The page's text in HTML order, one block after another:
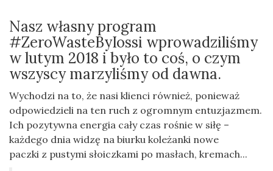
Nasz własny program
#ZeroWasteByIossi wprowadziliśmy
w lutym 2018 i było to coś, o czym
wszyscy marzyliśmy od dawna.
Wychodzi na to, że nasi klienci również, ponieważ
odpowiedzieli na ten ruch z ogromnym entuzjazmem.
Ich pozytywna energia cały czas rośnie w siłę –
każdego dnia widzę na biurku koleżanki nowe
paczki z pustymi słoiczkami po masłach, kremach...